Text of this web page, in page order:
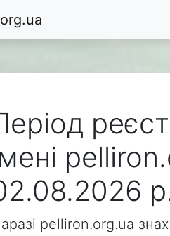
pelliron.org.ua